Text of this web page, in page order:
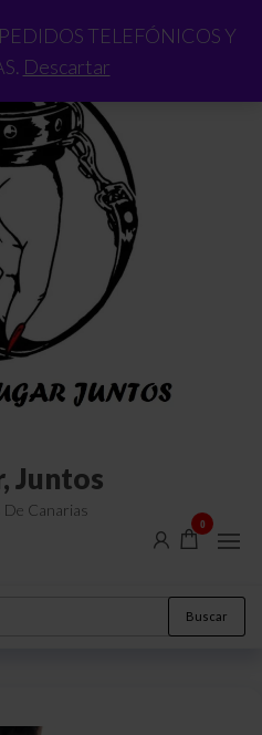
TELEFÓNICOS Y
Descartar
Juntos
De Canarias
0
Buscar